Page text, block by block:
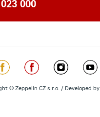
000
© Zeppelin CZ s.r.o. / Developed by